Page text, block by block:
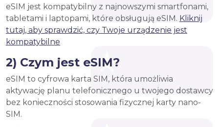
eSIM jest kompatybilny z najnowszymi smartfonami,
tabletami i laptopami, które obsługują eSIM. Kliknij
tutaj, aby sprawdzić, czy Twoje urządzenie jest
kompatybilne
2) Czym jest eSIM?
eSIM to cyfrowa karta SIM, która umożliwia
aktywację planu telefonicznego u twojego dostawcy
bez konieczności stosowania fizycznej karty nano-
SIM.